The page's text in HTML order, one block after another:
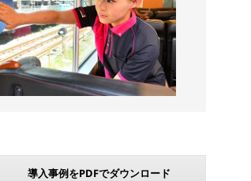
導入事例をPDFでダウンロード